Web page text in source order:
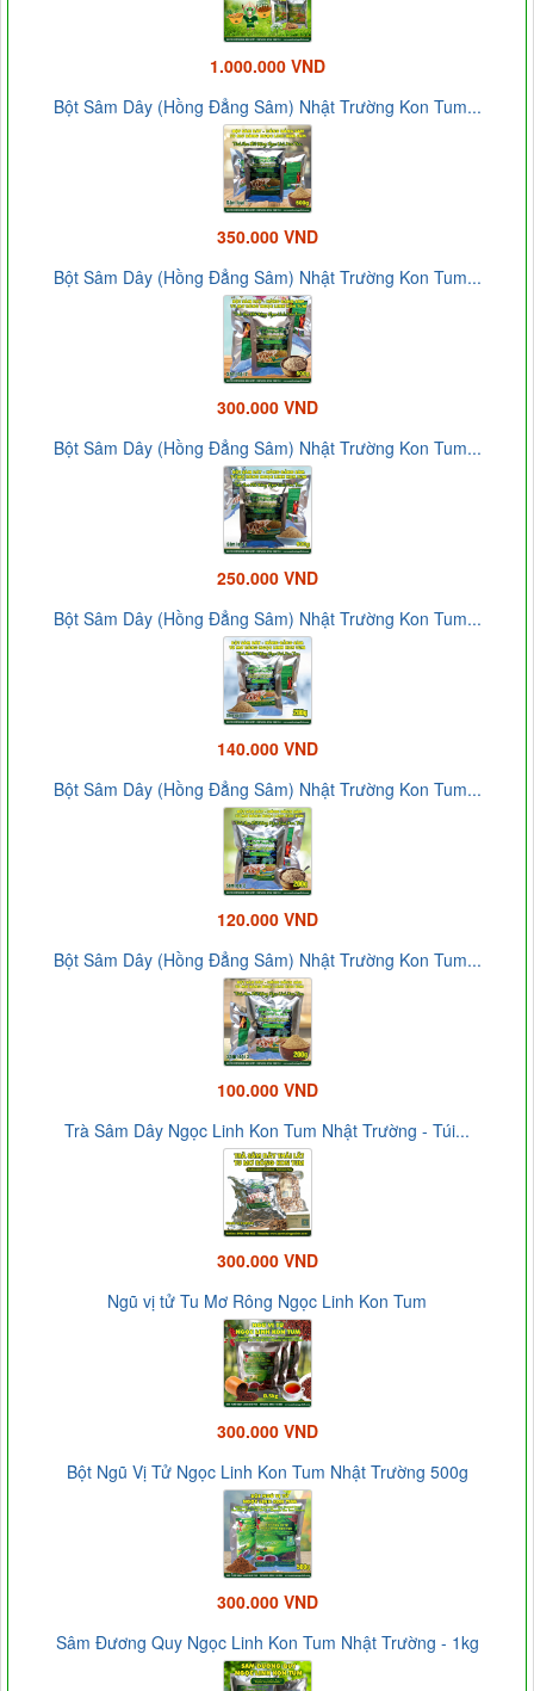
1.000.000 VND
Bột Sâm Dây (Hồng Đẳng Sâm) Nhật Trường Kon Tum...
350.000 VND
Bột Sâm Dây (Hồng Đẳng Sâm) Nhật Trường Kon Tum...
300.000 VND
Bột Sâm Dây (Hồng Đẳng Sâm) Nhật Trường Kon Tum...
250.000 VND
Bột Sâm Dây (Hồng Đẳng Sâm) Nhật Trường Kon Tum...
140.000 VND
Bột Sâm Dây (Hồng Đẳng Sâm) Nhật Trường Kon Tum...
120.000 VND
Bột Sâm Dây (Hồng Đẳng Sâm) Nhật Trường Kon Tum...
100.000 VND
Trà Sâm Dây Ngọc Linh Kon Tum Nhật Trường - Túi...
300.000 VND
Ngũ vị tử Tu Mơ Rông Ngọc Linh Kon Tum
300.000 VND
Bột Ngũ Vị Tử Ngọc Linh Kon Tum Nhật Trường 500g
300.000 VND
Sâm Đương Quy Ngọc Linh Kon Tum Nhật Trường - 1kg